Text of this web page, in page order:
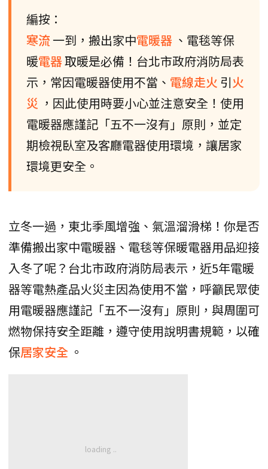
編按：
寒流一到，搬出家中電暖器 、電毯等保
暖電器取暖是必備！台北市政府消防局表
示，常因電暖器使用不當、 電線走火 引火
災 ，因此使用時要小心並注意安全！使用
電暖器應謹記「五不一沒有」原則，並定
期檢視臥室及客廳電器使用環境，讓居家
環境更安全。
立冬一過，東北季風增強、氣溫溜滑梯！你是否
準備搬出家中電暖器、電毯等保暖電器用品迎接
入冬了呢？台北市政府消防局表示，近5年電暖
器等電熱產品火災主因為使用不當，呼籲民眾使
用電暖器應謹記「五不一沒有」原則，與周圍可
燃物保持安全距離，遵守使用說明書規範，以確
保居家安全 。